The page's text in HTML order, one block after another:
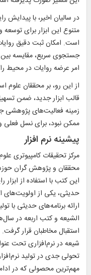
در سالیان اخیر، با پیدایش
متنوع این ابزار برای
است. امکان ثبت دقیق
جستجوی سریع، مقایسه
امر عرضه روایات در محیط
از این رو، بر محققان علوم
قالب ابزار جدید، ضمن
زمینه فعالیت‌های
ممکن نبود، برای نسل فعلی
پیشینه نرم افزار
مرکز تحقیقات کامپیوتری
محققان و پژوهش گران
این کتب با استفاده از ابزار
حدیثی، یکی از اولویت‌های
ارائه برنامه‌های حدیثی با
الشیعه و کتب اربعه در
استقبال مخاطبان قرار
تحولی جدی در تولید